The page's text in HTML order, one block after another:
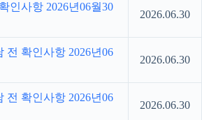
인사항 2026년06월30
2026.06.30
전 확인사항 2026년06
2026.06.30
전 확인사항 2026년06
2026.06.30